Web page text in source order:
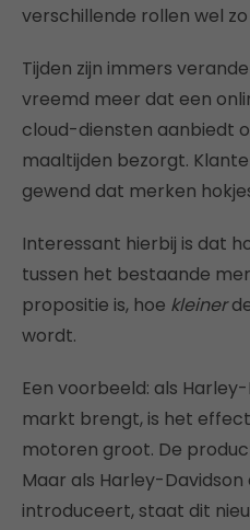
verschillende rollen wel
Tijden zijn immers
vreemd meer dat een
cloud-diensten aanbiedt
maaltijden bezorgt.
gewend dat merken
Interessant hierbij is dat
tussen het bestaande
propositie is, hoe kleiner
wordt.
Een voorbeeld: als
markt brengt, is het
motoren groot. De
Maar als Harley-
introduceert, staat dit